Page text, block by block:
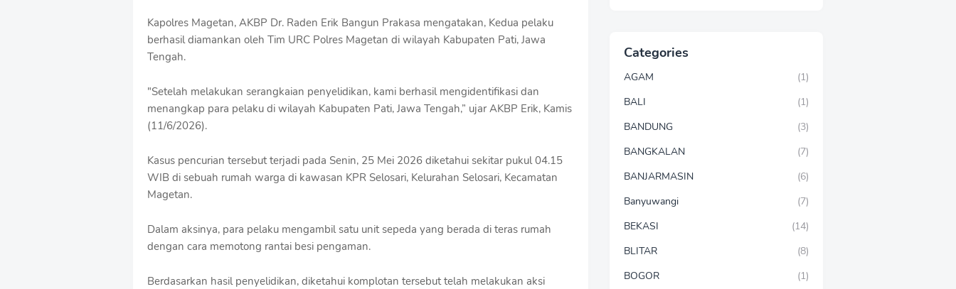
Kapolres Magetan, AKBP Dr. Raden Erik Bangun Prakasa mengatakan, Kedua pelaku
berhasil diamankan oleh Tim URC Polres Magetan di wilayah Kabupaten Pati, Jawa
Tengah.
"Setelah melakukan serangkaian penyelidikan, kami berhasil mengidentifikasi dan
menangkap para pelaku di wilayah Kabupaten Pati, Jawa Tengah,” ujar AKBP Erik, Kamis
(11/6/2026).
Kasus pencurian tersebut terjadi pada Senin, 25 Mei 2026 diketahui sekitar pukul 04.15
WIB di sebuah rumah warga di kawasan KPR Selosari, Kelurahan Selosari, Kecamatan
Magetan.
Dalam aksinya, para pelaku mengambil satu unit sepeda yang berada di teras rumah
dengan cara memotong rantai besi pengaman.
Berdasarkan hasil penyelidikan, diketahui komplotan tersebut telah melakukan aksi
f
f
T
p
l
a
t
s
Categories
AGAM
(1)
BALI
(1)
BANDUNG
(3)
BANGKALAN
(7)
BANJARMASIN
(6)
Banyuwangi
(7)
BEKASI
(14)
BLITAR
(8)
BOGOR
(1)